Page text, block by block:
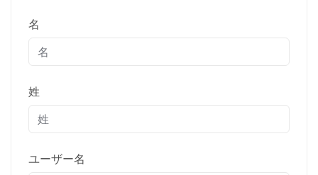
名
姓
ユーザー名